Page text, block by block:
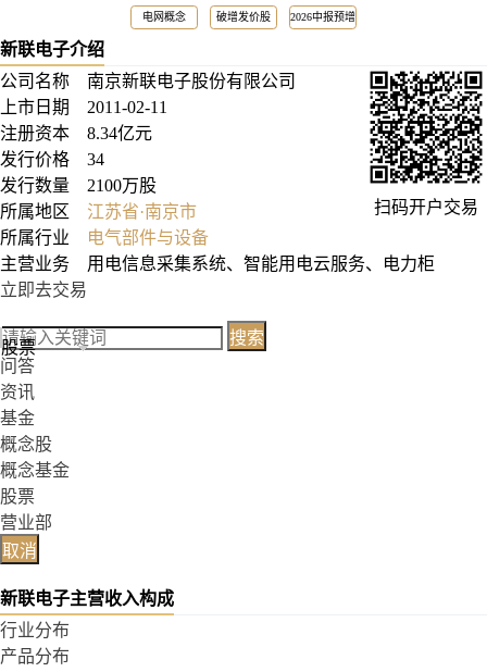
电网概念 破增发价股 2026中报预增
新联电子介绍
扫码开户交易
公司名称 南京新联电子股份有限公司
上市日期 2011-02-11
注册资本 8.34亿元
发行价格 34
发行数量 2100万股
所属地区 江苏省·南京市
所属行业
电气部件与设备
主营业务 用电信息采集系统、智能用电云服务、电力柜
立即去交易
股票
搜索
问答
资讯
基金
概念股
概念基金
股票
营业部
取消
新联电子主营收入构成
行业分布
产品分布